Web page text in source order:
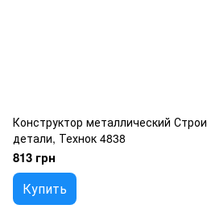
Конструктор металлический
детали, Технок 4838
813 грн
Купить